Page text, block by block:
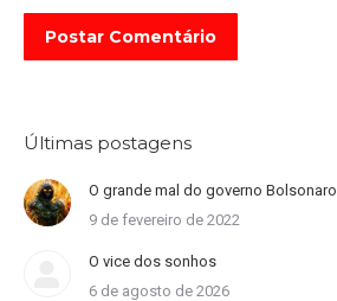
Postar Comentário
Últimas postagens
O grande mal do governo Bolsonaro
9 de fevereiro de 2022
O vice dos sonhos
6 de agosto de 2026